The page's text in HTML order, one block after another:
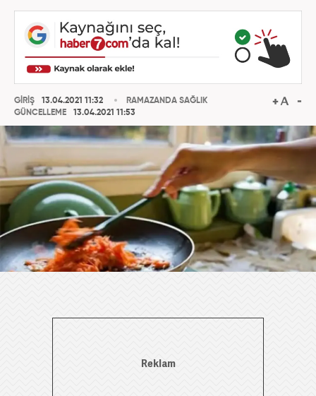
GİRİŞ
13.04.2021 11:32
GÜNCELLEME
13.04.2021 11:53
RAMAZANDA SAĞLIK